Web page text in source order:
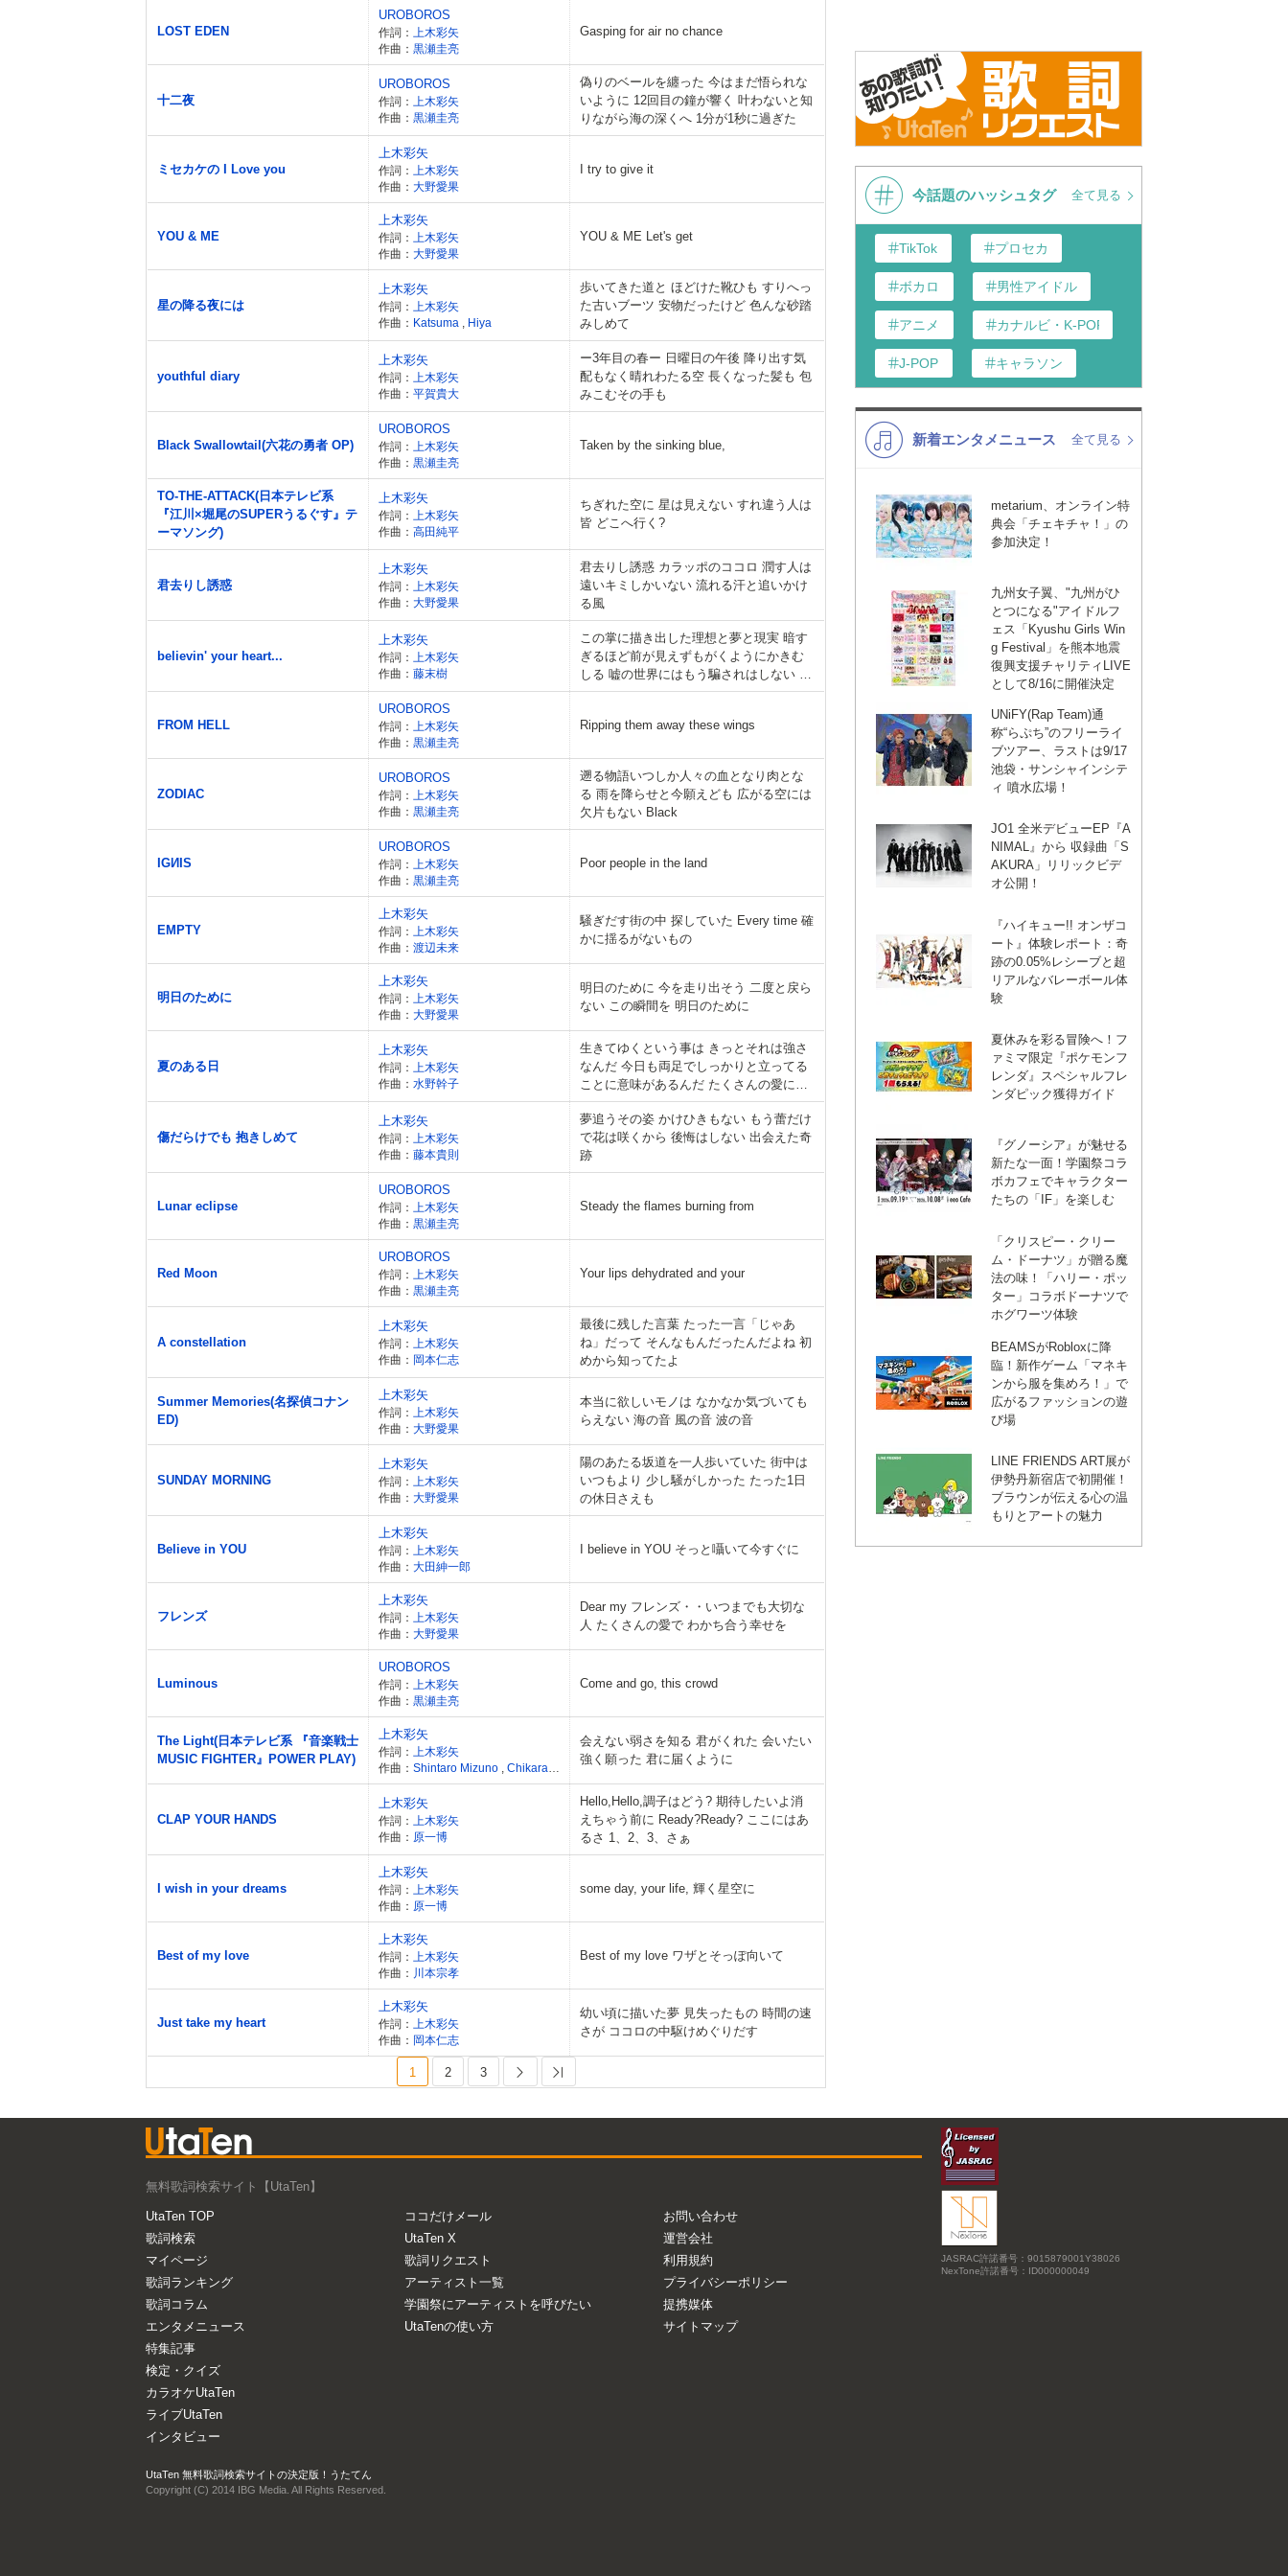
LOST EDEN
UROBOROS
作詞：
上木彩矢
作曲： 黒瀬圭亮
Gasping for air no chance
十二夜
UROBOROS
作詞：
上木彩矢
作曲： 黒瀬圭亮
偽りのベールを纏った 今はまだ悟られな
いように 12回目の鐘が響く 叶わないと知
りながら海の深くへ 1分が1秒に過ぎた
ミセカケの I Love you
上木彩矢
作詞：
上木彩矢
作曲： 大野愛果
I try to give it
YOU & ME
上木彩矢
作詞：
上木彩矢
作曲： 大野愛果
YOU & ME Let's get
星の降る夜には
上木彩矢
作詞：
上木彩矢
作曲： Katsuma Hiya
歩いてきた道と ほどけた靴ひも すりへっ
た古いブーツ 安物だったけど 色んな砂踏
みしめて
youthful diary
上木彩矢
作詞：
上木彩矢
作曲： 平賀貴大
ー3年目の春ー 日曜日の午後 降り出す気
配もなく晴れわたる空 長くなった髪も 包
みこむその手も
Black Swallowtail(六花の勇者 OP)
UROBOROS
作詞：
上木彩矢
作曲： 黒瀬圭亮
Taken by the sinking blue,
TO-THE-ATTACK(日本テレビ系
『江川×堀尾のSUPERうるぐす』テ
ーマソング)
上木彩矢
作詞：
上木彩矢
作曲： 高田純平
ちぎれた空に 星は見えない すれ違う人は
皆 どこへ行く?
君去りし誘惑
上木彩矢
作詞：
上木彩矢
作曲： 大野愛果
君去りし誘惑 カラッポのココロ 潤す人は
遠いキミしかいない 流れる汗と追いかけ
る風
believin' your heart...
上木彩矢
作詞：
上木彩矢
作曲： 藤末樹
この掌に描き出した理想と夢と現実 暗す
ぎるほど前が見えずもがくようにかきむ
しる 嘘の世界にはもう騙されはしない 光
の射す未来へ
FROM HELL
UROBOROS
作詞：
上木彩矢
作曲： 黒瀬圭亮
Ripping them away these wings
ZODIAC
UROBOROS
作詞：
上木彩矢
作曲： 黒瀬圭亮
遡る物語いつしか人々の血となり肉とな
る 雨を降らせと今願えども 広がる空には
欠片もない Black
IGИIS
UROBOROS
作詞：
上木彩矢
作曲： 黒瀬圭亮
Poor people in the land
EMPTY
上木彩矢
作詞：
上木彩矢
作曲： 渡辺未来
騒ぎだす街の中 探していた Every time 確
かに揺るがないもの
明日のために
上木彩矢
作詞：
上木彩矢
作曲： 大野愛果
明日のために 今を走り出そう 二度と戻ら
ない この瞬間を 明日のために
夏のある日
上木彩矢
作詞：
上木彩矢
作曲： 水野幹子
生きてゆくという事は きっとそれは強さ
なんだ 今日も両足でしっかりと立ってる
ことに意味があるんだ たくさんの愛に包
まれた君が
傷だらけでも 抱きしめて
上木彩矢
作詞：
上木彩矢
作曲： 藤本貴則
夢追うその姿 かけひきもない もう蕾だけ
で花は咲くから 後悔はしない 出会えた奇
跡
Lunar eclipse
UROBOROS
作詞：
上木彩矢
作曲： 黒瀬圭亮
Steady the flames burning from
Red Moon
UROBOROS
作詞：
上木彩矢
作曲： 黒瀬圭亮
Your lips dehydrated and your
A constellation
上木彩矢
作詞：
上木彩矢
作曲： 岡本仁志
最後に残した言葉 たった一言「じゃあ
ね」だって そんなもんだったんだよね 初
めから知ってたよ
Summer Memories(名探偵コナン
ED)
上木彩矢
作詞：
上木彩矢
作曲： 大野愛果
本当に欲しいモノは なかなか気づいても
らえない 海の音 風の音 波の音
SUNDAY MORNING
上木彩矢
作詞：
上木彩矢
作曲： 大野愛果
陽のあたる坂道を一人歩いていた 街中は
いつもより 少し騒がしかった たった1日
の休日さえも
Believe in YOU
上木彩矢
作詞：
上木彩矢
作曲： 大田紳一郎
I believe in YOU そっと囁いて今すぐに
フレンズ
上木彩矢
作詞：
上木彩矢
作曲： 大野愛果
Dear my フレンズ・・いつまでも大切な
人 たくさんの愛で わかち合う幸せを
Luminous
UROBOROS
作詞：
上木彩矢
作曲： 黒瀬圭亮
Come and go, this crowd
The Light(日本テレビ系 『音楽戦士
MUSIC FIGHTER』POWER PLAY)
上木彩矢
作詞：
上木彩矢
作曲： Shintaro Mizuno Chikara Hazama
会えない弱さを知る 君がくれた 会いたい
強く願った 君に届くように
CLAP YOUR HANDS
上木彩矢
作詞：
上木彩矢
作曲： 原一博
Hello,Hello,調子はどう? 期待したいよ消
えちゃう前に Ready?Ready? ここにはあ
るさ 1、2、3、さぁ
I wish in your dreams
上木彩矢
作詞：
上木彩矢
作曲： 原一博
some day, your life, 輝く星空に
Best of my love
上木彩矢
作詞：
上木彩矢
作曲： 川本宗孝
Best of my love ワザとそっぽ向いて
Just take my heart
上木彩矢
作詞：
上木彩矢
作曲： 岡本仁志
幼い頃に描いた夢 見失ったもの 時間の速
さが ココロの中駆けめぐりだす
1 2 3 Next
今話題のハッシュタグ 全て見る
TikTok プロセカ
ボカロ 男性アイドル
アニメ カナルビ・K-POP和訳
J-POP キャラソン
K-POP 洋楽
VTuber ジャニーズ
新着エンタメニュース 全て見る
metarium、オンライン特
典会「チェキチャ！」の
参加決定！
九州女子翼、"九州がひ
とつになる"アイドルフ
ェス「Kyushu Girls Win
g Festival」を熊本地震
復興支援チャリティLIVE
として8/16に開催決定
UNiFY(Rap Team)通
称“らぷち”のフリーライ
ブツアー、ラストは9/17
池袋・サンシャインシテ
ィ 噴水広場！
JO1 全米デビューEP『A
NIMAL』から 収録曲「S
AKURA」リリックビデ
オ公開！
『ハイキュー!! オンザコ
ート』体験レポート：奇
跡の0.05%レシーブと超
リアルなバレーボール体
験
夏休みを彩る冒険へ！フ
ァミマ限定『ポケモンフ
レンダ』スペシャルフレ
ンダピック獲得ガイド
『グノーシア』が魅せる
新たな一面！学園祭コラ
ボカフェでキャラクター
たちの「IF」を楽しむ
「クリスピー・クリー
ム・ドーナツ」が贈る魔
法の味！「ハリー・ポッ
ター」コラボドーナツで
ホグワーツ体験
BEAMSがRobloxに降
臨！新作ゲーム「マネキ
ンから服を集めろ！」で
広がるファッションの遊
び場
LINE FRIENDS ART展が
伊勢丹新宿店で初開催！
ブラウンが伝える心の温
もりとアートの魅力
無料歌詞検索サイト【UtaTen】
UtaTen TOP
歌詞検索
マイページ
歌詞ランキング
歌詞コラム
エンタメニュース
特集記事
検定・クイズ
カラオケUtaTen
ライブUtaTen
インタビュー
ココだけメール
UtaTen X
歌詞リクエスト
アーティスト一覧
学園祭にアーティストを呼びたい
UtaTenの使い方
お問い合わせ
運営会社
利用規約
プライバシーポリシー
提携媒体
サイトマップ
UtaTen 無料歌詞検索サイトの決定版！うたてん
Copyright (C) 2014 IBG Media. All Rights Reserved.
JASRAC許諾番号：9015879001Y38026
NexTone許諾番号：ID000000049